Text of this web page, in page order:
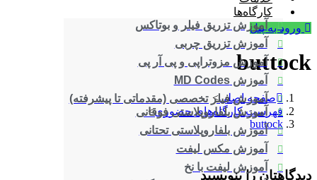
کارگاه‌ها
آموزش تزریق فیلر و بوتاکس
آموزش تزریق چربی
آموزش مزوتراپی و پی آر پی
آموزش MD Codes
آموزش فیلر تخصصی (مقدماتی تا پیشرفته)
آموزش بلفاروپلاستی فوقانی
آموزش بلفاروپلاستی تحتانی
آموزش مکس لیفت
آموزش لیفت با نخ
ورود به پنل
buttock
صفحه اصلی>
فهرست کارگاه‌های حضوری>
buttock
دیدگاهتان را بنویسید